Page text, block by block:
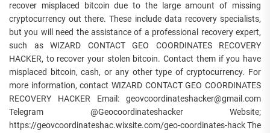
recover misplaced bitcoin due to the large amount of missing
cryptocurrency out there. These include data recovery specialists,
but you will need the assistance of a professional recovery expert,
such as WIZARD CONTACT GEO COORDINATES RECOVERY
HACKER, to recover your stolen bitcoin. Contact them if you have
misplaced bitcoin, cash, or any other type of cryptocurrency. For
more information, contact WIZARD CONTACT GEO COORDINATES
RECOVERY HACKER Email: geovcoordinateshacker@gmail.com
Telegram @Geocoordinateshacker Website;
https://geovcoordinateshac.wixsite.com/geo-coordinates-hack The